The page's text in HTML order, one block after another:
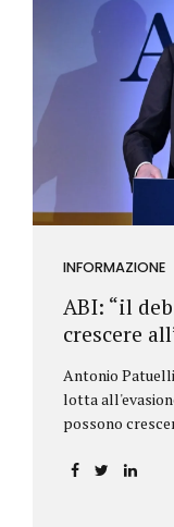
particolare
dell’attività
recente
antiriciclaggio
Regolamento
all’AMLA,
INFORMAZIONE
ABI: “il
crescere
Antonio
lotta
possono